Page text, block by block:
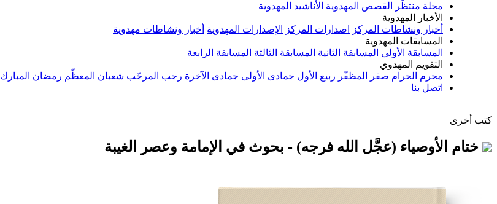
مجلة منتظَر
القصص المهدوية الأناشيد المهدوية
الأخبار المهدوية
أخبار ونشاطات المركز
اصدارات المركز الإصدارات المهدوية أخبار ونشاطات مهدوية
المسابقات المهدوية
المسابقة الأولى المسابقة الثانية المسابقة الثالثة المسابقة الرابعة
التقويم المهدوي
محرم الحرام صفر المظفّر ربيع الأول جمادى الأولى جمادى الآخرة رجب المرجّب شعبان المعظّم رمضان المبارك
اتصل بنا
كتب أخرى
ختام الأوصياء (عجَّل الله فرجه) - بحوث في الإمامة وعصر الغيبة